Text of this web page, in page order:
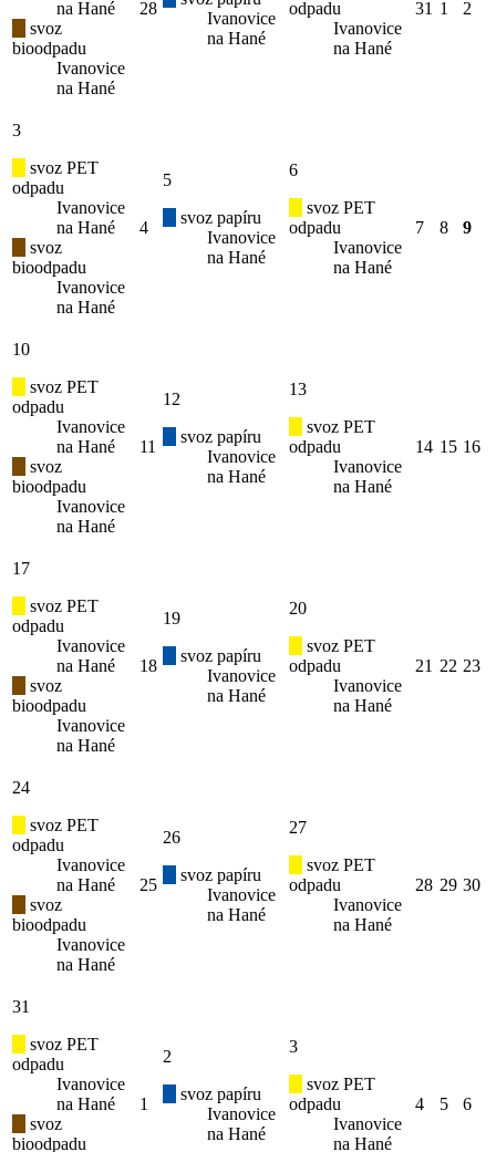
na Hané
svoz
bioodpadu
Ivanovice
na Hané
28
Ivanovice
na Hané
odpadu
Ivanovice
na Hané
31 1 2
3
svoz PET
odpadu
Ivanovice
na Hané
svoz
bioodpadu
Ivanovice
na Hané
4
5
svoz papíru
Ivanovice
na Hané
6
svoz PET
odpadu
Ivanovice
na Hané
7 8 9
10
svoz PET
odpadu
Ivanovice
na Hané
svoz
bioodpadu
Ivanovice
na Hané
11
12
svoz papíru
Ivanovice
na Hané
13
svoz PET
odpadu
Ivanovice
na Hané
14 15 16
17
svoz PET
odpadu
Ivanovice
na Hané
svoz
bioodpadu
Ivanovice
na Hané
18
19
svoz papíru
Ivanovice
na Hané
20
svoz PET
odpadu
Ivanovice
na Hané
21 22 23
24
svoz PET
odpadu
Ivanovice
na Hané
svoz
bioodpadu
Ivanovice
na Hané
25
26
svoz papíru
Ivanovice
na Hané
27
svoz PET
odpadu
Ivanovice
na Hané
28 29 30
31
svoz PET
odpadu
Ivanovice
na Hané
svoz
bioodpadu
1
2
svoz papíru
Ivanovice
na Hané
3
svoz PET
odpadu
Ivanovice
na Hané
4 5 6